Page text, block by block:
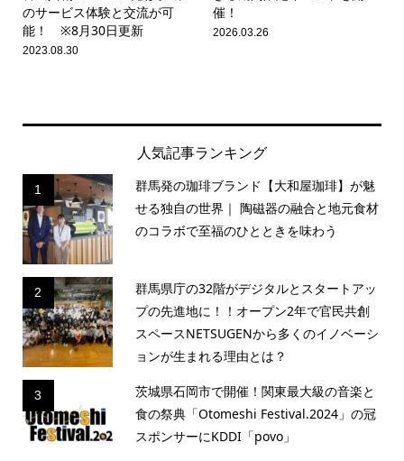
のサービス体験と交流が可
能！ ※8月30日更新
2023.08.30
催！
2026.03.26
人気記事ランキング
1
群馬発の珈琲ブランド【大和屋珈琲】が魅
せる独自の世界｜ 陶磁器の融合と地元食材
のコラボで至福のひとときを味わう
2
群馬県庁の32階がデジタルとスタートアッ
プの先進地に！！オープン2年で官民共創
スペースNETSUGENから多くのイノベーシ
ョンが生まれる理由とは？
3
茨城県石岡市で開催！関東最大級の音楽と
食の祭典「Otomeshi Festival.2024」の冠
スポンサーにKDDI「povo」